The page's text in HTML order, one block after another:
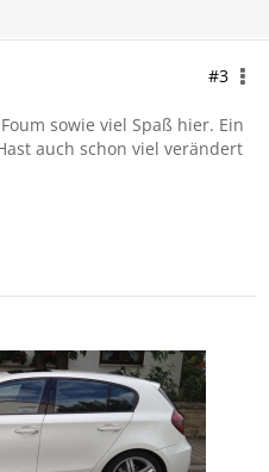
#3
sowie viel Spaß hier. Ein
auch schon viel verändert